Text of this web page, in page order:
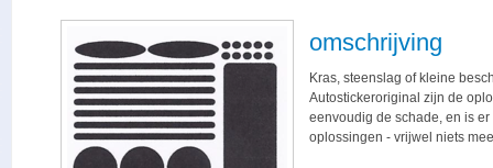
omschrijving
Kras, steenslag of kleine
Autostickeroriginal zijn de
eenvoudig de schade, en is
oplossingen - vrijwel niets